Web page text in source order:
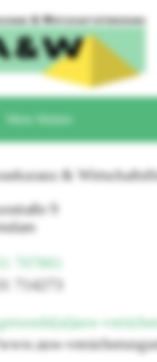
Mein Makler
&
9
707801
714273